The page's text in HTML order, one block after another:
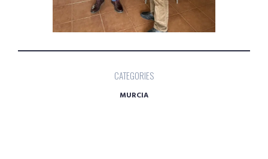
CATEGORIES
MURCIA